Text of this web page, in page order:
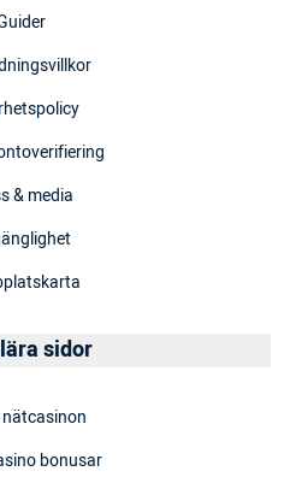
& media
sidor
bonusar